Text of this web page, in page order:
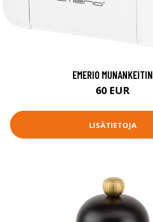
EMERIO MUNANKEITIN
60 EUR
LISÄTIETOJA